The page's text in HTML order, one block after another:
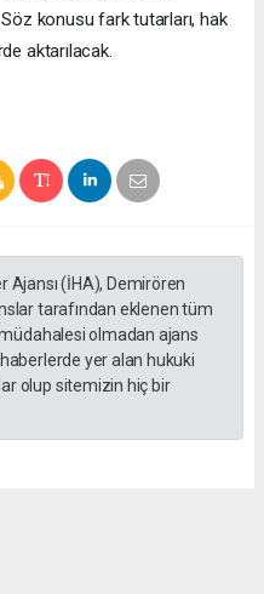
Söz konusu fark tutarları, hak
aktarılacak.
Ajansı (İHA), Demirören
tarafından eklenen tüm
olmadan ajans
yer alan hukuki
olup sitemizin hiç bir